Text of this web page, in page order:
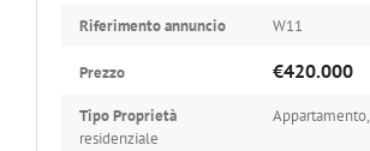
Riferimento annuncio W11
Prezzo €420.000
Tipo Proprietà Appartamento,
residenziale